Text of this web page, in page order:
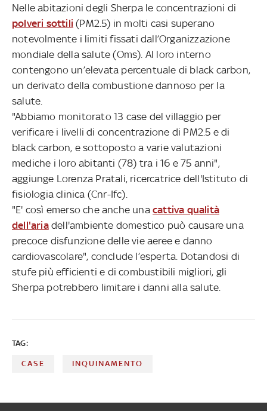
Nelle abitazioni degli Sherpa le concentrazioni di
polveri sottili (PM2.5) in molti casi superano
notevolmente i limiti fissati dall’Organizzazione
mondiale della salute (Oms). Al loro interno
contengono un’elevata percentuale di black carbon,
un derivato della combustione dannoso per la
salute.
"Abbiamo monitorato 13 case del villaggio per
verificare i livelli di concentrazione di PM2.5 e di
black carbon, e sottoposto a varie valutazioni
mediche i loro abitanti (78) tra i 16 e 75 anni",
aggiunge Lorenza Pratali, ricercatrice dell'Istituto di
fisiologia clinica (Cnr-Ifc).
"E' così emerso che anche una cattiva qualità
dell'ariadell'ambiente domestico può causare una
precoce disfunzione delle vie aeree e danno
cardiovascolare", conclude l’esperta. Dotandosi di
stufe più efficienti e di combustibili migliori, gli
Sherpa potrebbero limitare i danni alla salute.
TAG:
CASE INQUINAMENTO